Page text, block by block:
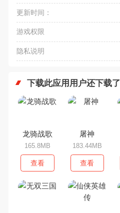
更新时间：
游戏权限
隐私说明
下载此应用用户还下载了
龙骑战歌
165.8MB
查看
屠神
183.44MB
查看